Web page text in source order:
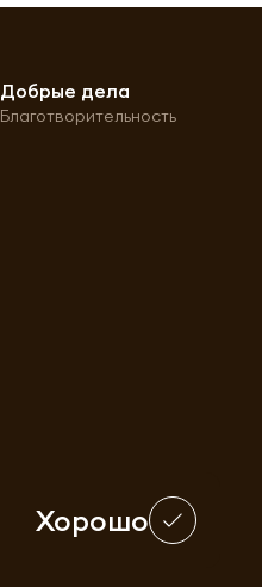
Добрые дела
Благотворительность
Хорошо